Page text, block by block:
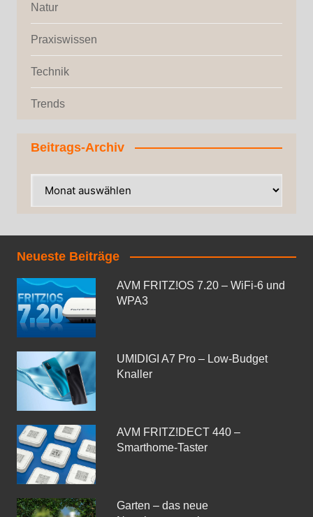
Natur
Praxiswissen
Technik
Trends
Beitrags-Archiv
Neueste Beiträge
AVM FRITZ!OS 7.20 – WiFi-6 und
WPA3
UMIDIGI A7 Pro – Low-Budget
Knaller
AVM FRITZ!DECT 440 –
Smarthome-Taster
Garten – das neue